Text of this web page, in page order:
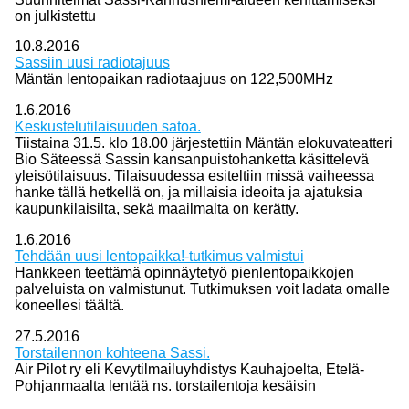
on julkistettu
10.8.2016
Sassiin uusi radiotajuus
Mäntän lentopaikan radiotaajuus on 122,500MHz
1.6.2016
Keskustelutilaisuuden satoa.
Tiistaina 31.5. klo 18.00 järjestettiin Mäntän elokuvateatteri
Bio Säteessä Sassin kansanpuistohanketta käsittelevä
yleisötilaisuus. Tilaisuudessa esiteltiin missä vaiheessa
hanke tällä hetkellä on, ja millaisia ideoita ja ajatuksia
kaupunkilaisilta, sekä maailmalta on kerätty.
1.6.2016
Tehdään uusi lentopaikka!-tutkimus valmistui
Hankkeen teettämä opinnäytetyö pienlentopaikkojen
palveluista on valmistunut. Tutkimuksen voit ladata omalle
koneellesi täältä.
27.5.2016
Torstailennon kohteena Sassi.
Air Pilot ry eli Kevytilmailuyhdistys Kauhajoelta, Etelä-
Pohjanmaalta lentää ns. torstailentoja kesäisin